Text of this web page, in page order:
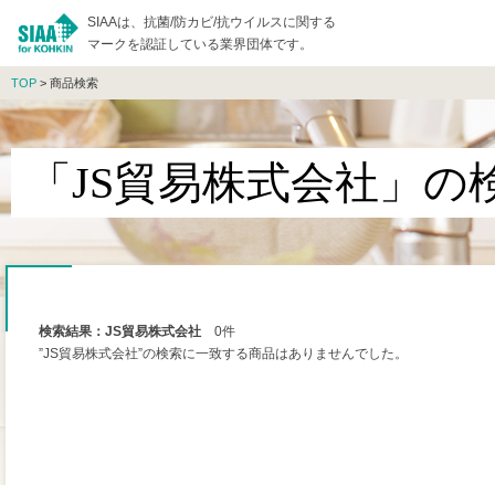
SIAAは、抗菌/防カビ/抗ウイルスに関する
マークを認証している業界団体です。
TOP > 商品検索
「JS貿易株式会社」の
検索結果：JS貿易株式会社 0件
”JS貿易株式会社”の検索に一致する商品はありませんでした。